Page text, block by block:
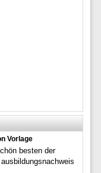
Vorlage
besten der